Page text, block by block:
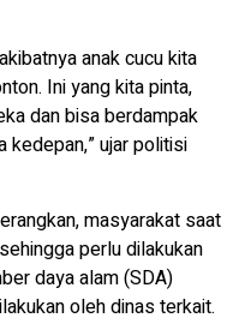
anak cucu kita
Ini yang kita pinta,
dan bisa berdampak
kedepan,” ujar politisi
masyarakat saat
perlu dilakukan
daya alam (SDA)
oleh dinas terkait.